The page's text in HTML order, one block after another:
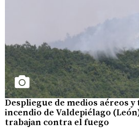
Despliegue de medios aéreos
incendio de Valdepiélago
trabajan contra el fuego